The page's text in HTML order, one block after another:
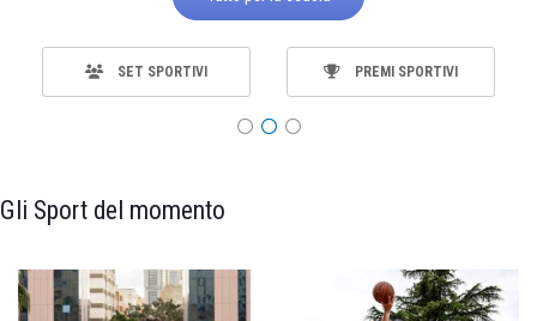
SET SPORTIVI PREMI SPORTIVI
Gli Sport del momento